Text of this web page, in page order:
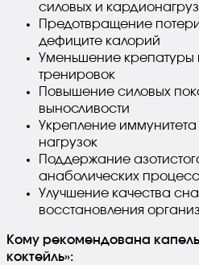
силовых и
Предотвращение
дефиците калорий
Уменьшение
тренировок
Повышение силовых
выносливости
Укрепление
нагрузок
Поддержание
анаболических
Улучшение качества
восстановления
Кому рекомендована
коктейль»: